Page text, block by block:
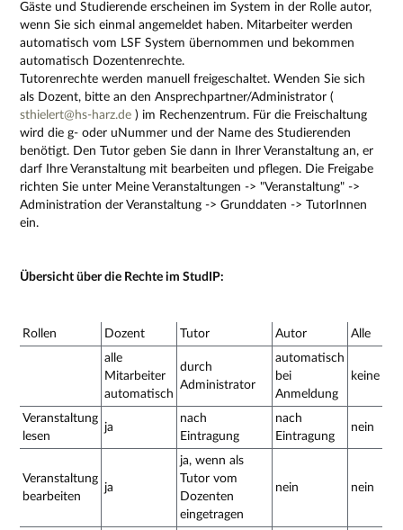
Gäste und Studierende erscheinen im System in der Rolle autor,
wenn Sie sich einmal angemeldet haben. Mitarbeiter werden
automatisch vom LSF System übernommen und bekommen
automatisch Dozentenrechte.
Tutorenrechte werden manuell freigeschaltet. Wenden Sie sich
als Dozent, bitte an den Ansprechpartner/Administrator (
sthielert@hs-harz.de ) im Rechenzentrum. Für die Freischaltung
wird die g- oder uNummer und der Name des Studierenden
benötigt. Den Tutor geben Sie dann in Ihrer Veranstaltung an, er
darf Ihre Veranstaltung mit bearbeiten und pflegen. Die Freigabe
richten Sie unter Meine Veranstaltungen -> "Veranstaltung" ->
Administration der Veranstaltung -> Grunddaten -> TutorInnen
ein.
Übersicht über die Rechte im StudIP:
Rollen Dozent Tutor Autor
Alle
alle
Mitarbeiter
automatisch
durch
Administrator
automatisch
bei
Anmeldung
keine
Veranstaltung
lesen
ja
nach
Eintragung
nach
Eintragung
nein
Veranstaltung
bearbeiten
ja
ja, wenn als
Tutor vom
Dozenten
eingetragen
nein nein